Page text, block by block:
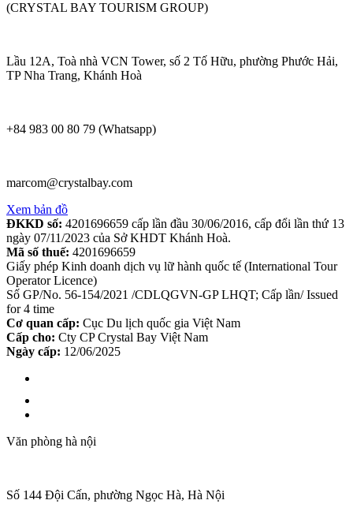
(CRYSTAL BAY TOURISM GROUP)
Lầu 12A, Toà nhà VCN Tower, số 2 Tố Hữu, phường Phước Hải,
TP Nha Trang, Khánh Hoà
+84 983 00 80 79 (Whatsapp)
marcom@crystalbay.com
Xem bản đồ
ĐKKD số: 4201696659 cấp lần đầu 30/06/2016, cấp đổi lần thứ 13
ngày 07/11/2023 của Sở KHDT Khánh Hoà.
Mã số thuế: 4201696659
Giấy phép Kinh doanh dịch vụ lữ hành quốc tế (International Tour
Operator Licence)
Số GP/No. 56-154/2021 /CDLQGVN-GP LHQT; Cấp lần/ Issued
for 4 time
Cơ quan cấp: Cục Du lịch quốc gia Việt Nam
Cấp cho: Cty CP Crystal Bay Việt Nam
Ngày cấp: 12/06/2025
Văn phòng hà nội
Số 144 Đội Cấn, phường Ngọc Hà, Hà Nội